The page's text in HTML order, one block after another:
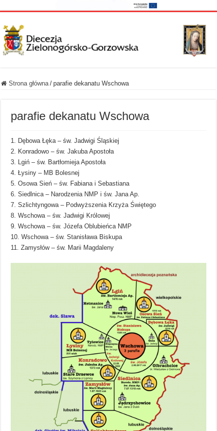
Strona główna / parafie dekanatu Wschowa
parafie dekanatu Wschowa
1. Dębowa Łęka – św. Jadwigi Śląskiej
2. Konradowo – św. Jakuba Apostoła
3. Lgiń – św. Bartłomieja Apostoła
4. Łysiny – MB Bolesnej
5. Osowa Sień – św. Fabiana i Sebastiana
6. Siedlnica – Narodzenia NMP i św. Jana Ap.
7. Szlichtyngowa – Podwyższenia Krzyża Świętego
8. Wschowa – św. Jadwigi Królowej
9. Wschowa – św. Józefa Oblubieńca NMP
10. Wschowa – św. Stanisława Biskupa
11. Zamysłów – św. Marii Magdaleny